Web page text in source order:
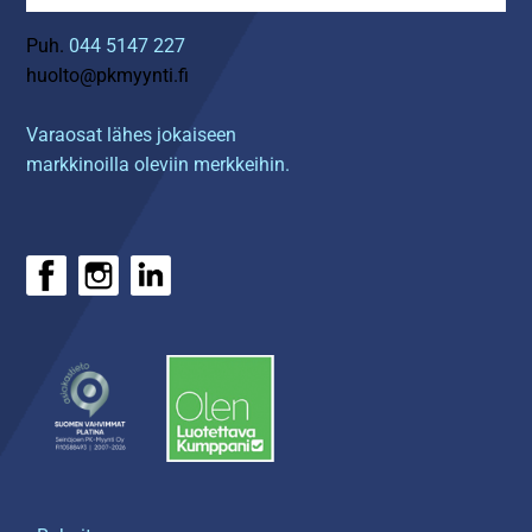
Puh. 044 5147 227
huolto@pkmyynti.fi
Varaosat lähes jokaiseen
markkinoilla oleviin merkkeihin.